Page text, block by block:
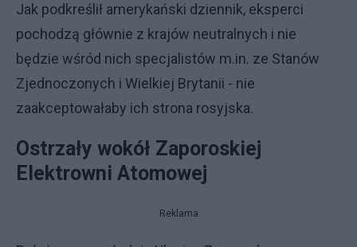
Jak podkreślił amerykański dziennik, eksperci
pochodzą głównie z krajów neutralnych i nie
będzie wśród nich specjalistów m.in. ze Stanów
Zjednoczonych i Wielkiej Brytanii - nie
zaakceptowałaby ich strona rosyjska.
Ostrzały wokół Zaporoskiej
Elektrowni Atomowej
Reklama